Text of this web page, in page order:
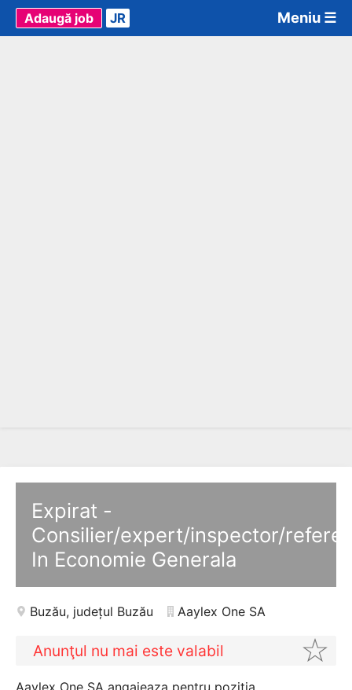
Meniu ☰
Adaugă job JR
Expirat -
Consilier/expert/inspector/
In Economie Generala
Buzău, județul Buzău Aaylex One SA
Anunţul nu mai este valabil
Aaylex One SA angajeaza pentru pozitia